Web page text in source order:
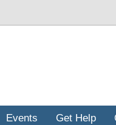
Events Get Help